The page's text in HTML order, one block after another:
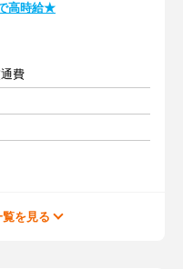
高時給★
費
を見る